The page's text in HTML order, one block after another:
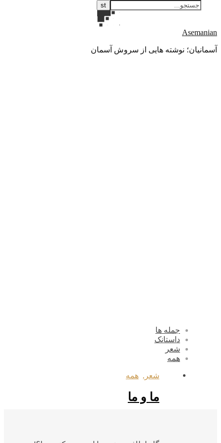
Asemanian
آسمانیان؛ نوشته هایی از سروش آسمان
جمله ها
داستانک
شعر
همه
شعر , همه
ما و ما